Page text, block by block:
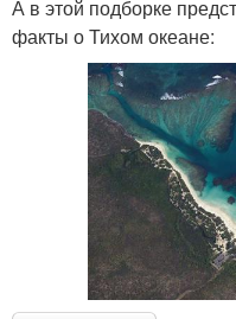
А в этой подборке
факты о Тихом океане: